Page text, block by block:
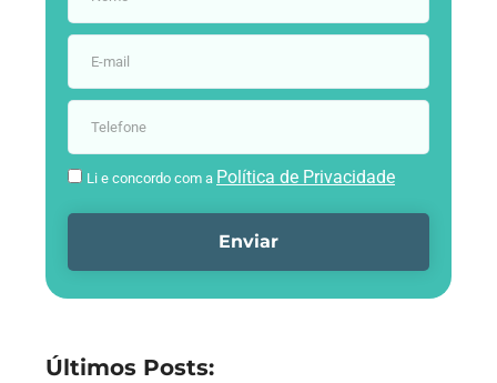
Li e concordo com a Política de Privacidade
Enviar
Últimos Posts: